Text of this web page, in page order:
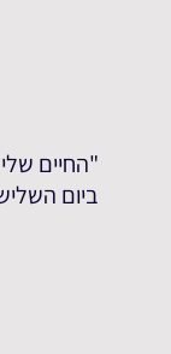
"החיים
ביום